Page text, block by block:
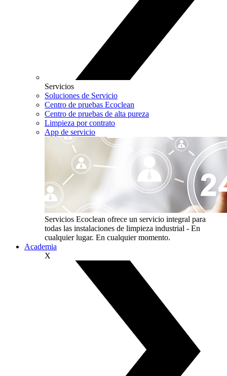
Servicios
Soluciones de Servicio
Centro de pruebas Ecoclean
Centro de pruebas de alta pureza
Limpieza por contrato
App de servicio
Servicios Ecoclean ofrece un servicio integral para
todas las instalaciones de limpieza industrial - En
cualquier lugar. En cualquier momento.
Academia
X